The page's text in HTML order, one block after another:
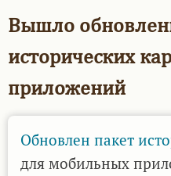
Вышло
исторических
приложений
Обновлен пакет
для мобильных